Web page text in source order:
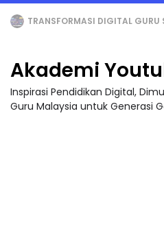
MAJLIS ANUGERAH FFK (FESTIVAL LENSA
Akademi
Inspirasi Pendidikan Digital,
Guru Malaysia untuk Generasi